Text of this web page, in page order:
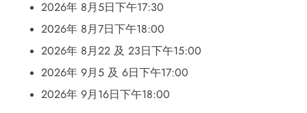
2026年 8月5日下午17:30
2026年 8月7日下午18:00
2026年 8月22 及 23日下午15:00
2026年 9月5 及 6日下午17:00
2026年 9月16日下午18:00